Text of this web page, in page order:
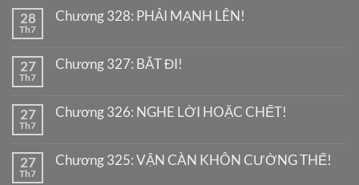
28
Th7
Chương 328: PHẢI MẠNH LÊN!
27
Th7
Chương 327: BẮT ĐI!
27
Th7
Chương 326: NGHE LỜI HOẶC CHẾT!
27
Th7
Chương 325: VẬN CÀN KHÔN CƯỜNG THẾ!